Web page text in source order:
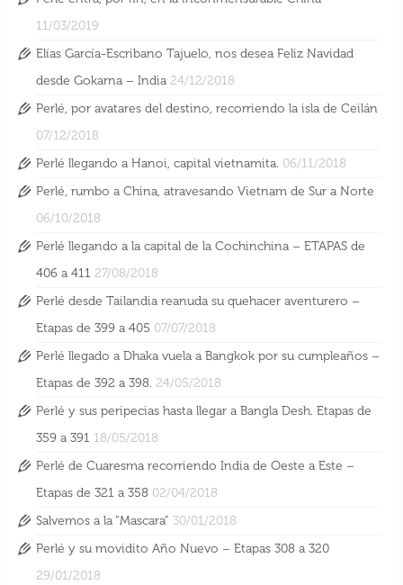
11/03/2019
Elías García-Escribano Tajuelo, nos desea Feliz Navidad
desde Gokarna – India 24/12/2018
Perlé, por avatares del destino, recorriendo la isla de Ceilán
07/12/2018
Perlé llegando a Hanoi, capital vietnamita. 06/11/2018
Perlé, rumbo a China, atravesando Vietnam de Sur a Norte
06/10/2018
Perlé llegando a la capital de la Cochinchina – ETAPAS de
406 a 411 27/08/2018
Perlé desde Tailandia reanuda su quehacer aventurero –
Etapas de 399 a 405 07/07/2018
Perlé llegado a Dhaka vuela a Bangkok por su cumpleaños –
Etapas de 392 a 398. 24/05/2018
Perlé y sus peripecias hasta llegar a Bangla Desh. Etapas de
359 a 391 18/05/2018
Perlé de Cuaresma recorriendo India de Oeste a Este –
Etapas de 321 a 358 02/04/2018
Salvemos a la “Mascara” 30/01/2018
Perlé y su movidito Año Nuevo – Etapas 308 a 320
29/01/2018